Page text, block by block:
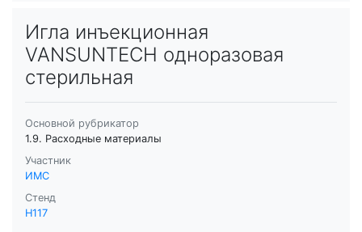
Игла инъекционная
VANSUNTECH одноразовая
стерильная
Основной рубрикатор
1.9. Расходные материалы
Участник
ИМС
Стенд
H117